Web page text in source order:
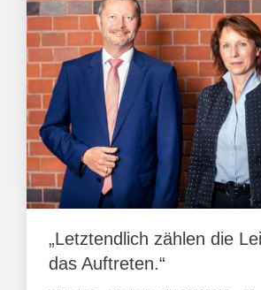
„Letztendlich zählen die
das Auftreten.“